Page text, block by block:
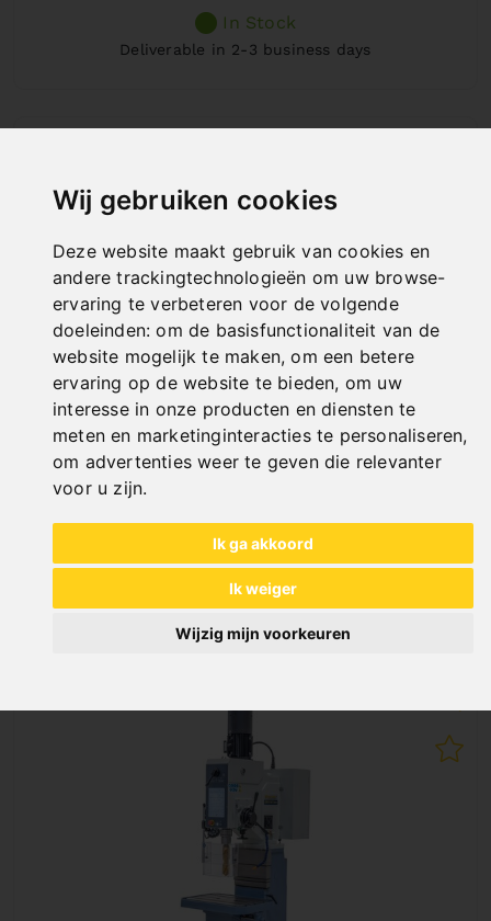
Wij gebruiken cookies
Deze website maakt gebruik van cookies en
andere trackingtechnologieën om uw browse-
ervaring te verbeteren voor de volgende
doeleinden:om de basisfunctionaliteit van de
website mogelijk te maken,om een betere
ervaring op de website te bieden, om uw
interesse in onze producten en diensten te
meten en marketinginteracties te personaliseren,
om advertenties weer te geven die relevanter
voor u zijn.
Ik ga akkoord
Ik weiger
Wijzig mijn voorkeuren
In Stock
Deliverable in 2-3 business days
KOLOMBOORMACHINE KBM 80
€ 21.960,00
incl. 20% VAT
Out of Stock